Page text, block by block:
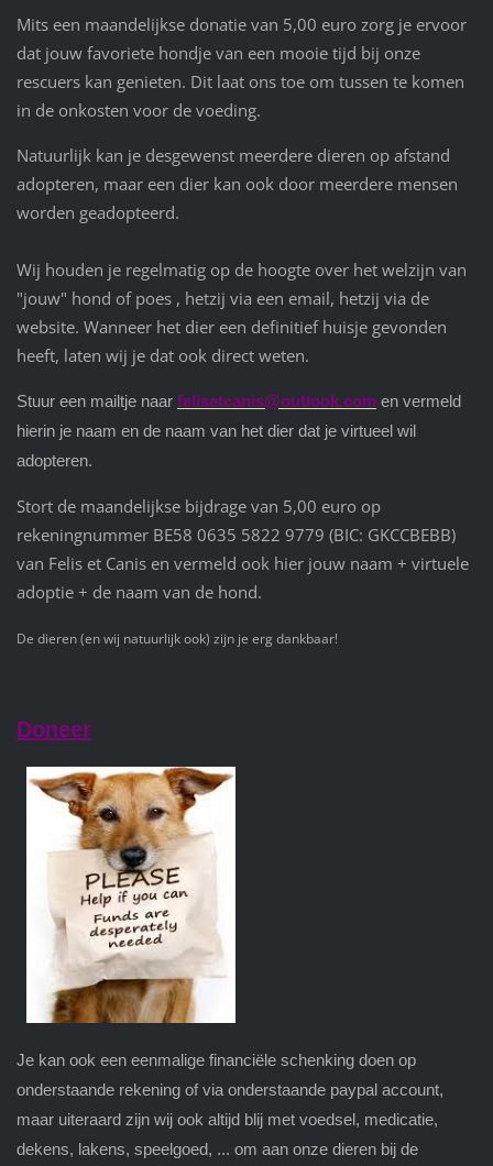
Mits een maandelijkse donatie van 5,00 euro zorg je ervoor
dat jouw favoriete hondje van een mooie tijd bij onze
rescuers kan genieten. Dit laat ons toe om tussen te komen
in de onkosten voor de voeding.
Natuurlijk kan je desgewenst meerdere dieren op afstand
adopteren, maar een dier kan ook door meerdere mensen
worden geadopteerd.
Wij houden je regelmatig op de hoogte over het welzijn van
"jouw" hond of poes , hetzij via een email, hetzij via de
website. Wanneer het dier een definitief huisje gevonden
heeft, laten wij je dat ook direct weten.
Stuur een mailtje naar felisetcanis@outlook.comen vermeld
hierin je naam en de naam van het dier dat je virtueel wil
adopteren.
Stort de maandelijkse bijdrage van 5,00 euro op
rekeningnummer BE58 0635 5822 9779 (BIC: GKCCBEBB)
van Felis et Canis en vermeld ook hier jouw naam + virtuele
adoptie + de naam van de hond.
De dieren (en wij natuurlijk ook) zijn je erg dankbaar!
Doneer
Je kan ook een eenmalige financiële schenking doen op
onderstaande rekening of via onderstaande paypal account,
maar uiteraard zijn wij ook altijd blij met voedsel, medicatie,
dekens, lakens, speelgoed, ... om aan onze dieren bij de